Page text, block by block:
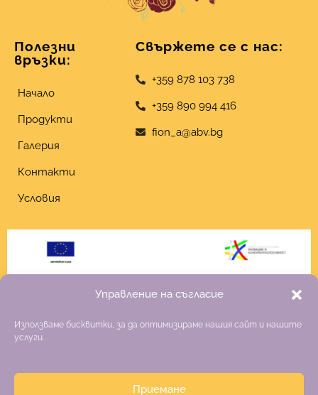
Управление на съгласие
Използваме бисквитки, за да оптимизираме нашия сайт и нашите
услуги.
Приемане
Полезни
връзки:
Начало
Продукти
Галерия
Контакти
Условия
Свържете се с нас:
+359 878 103 738
+359 890 994 416
fion_a@abv.bg